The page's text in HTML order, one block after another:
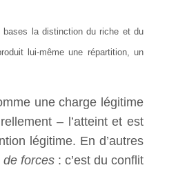
la distinction du riche et du
lui-même une répartition, un
une charge légitime
– l’atteint et est
légitime. En d’autres
de forces: c’est du conflit